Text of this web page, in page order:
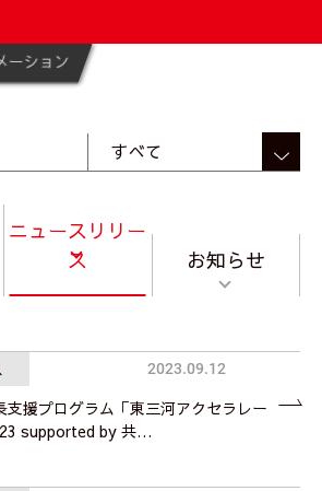
ーション
ニュースリリー
ス
お知らせ
支援プログラム「東三河アクセラレー
supported by 共…
2023.09.12